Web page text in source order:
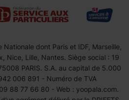
dont Paris et IDF, Marseille,
Nice, Lille, Nantes. Siège social : 19
PARIS. S.A. au capital de 5.000
006 891 - Numéro de TVA
88 77 66 80 - Web : yoopala.com.